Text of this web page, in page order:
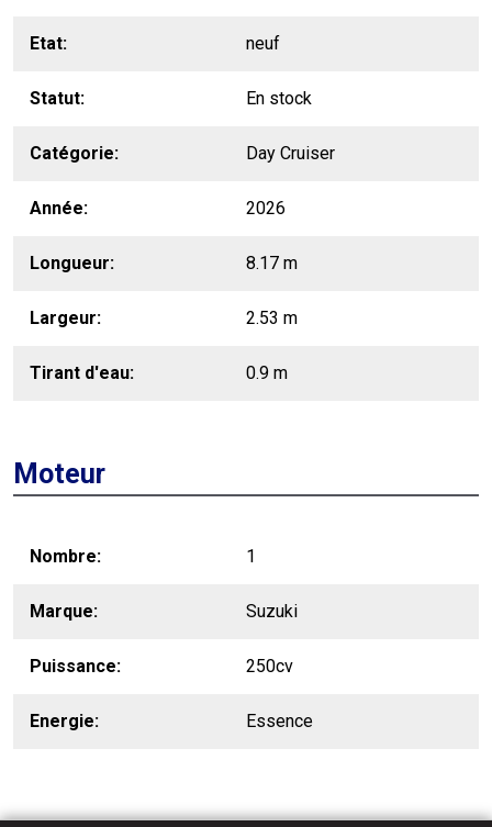
Etat neuf
Statut En stock
Catégorie Day Cruiser
Année 2026
Longueur 8.17 m
Largeur 2.53 m
Tirant d'eau 0.9 m
Moteur
Nombre 1
Marque Suzuki
Puissance 250cv
Energie Essence